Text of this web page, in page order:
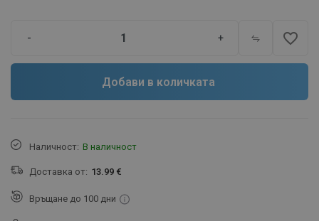
- + favorite_border
Добави в количката
Наличност: В наличност
Доставка от: 13.99 €
Връщане до 100 дни